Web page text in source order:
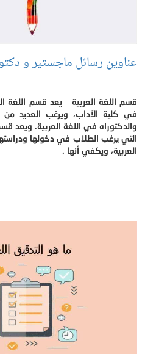
عناوين رسائل ماجستير و
قسم اللغة العربية يعد قسم اللغة
في كلية الآداب، ويرغب العديد
والدكتوراه في اللغة العربية. ويعد
التي يرغب الطلاب في دخولها
العربية، ويكفي أنها .